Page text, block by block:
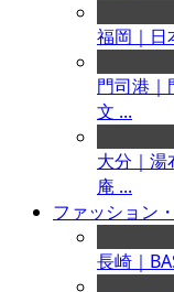
福岡｜日
門司港｜
文 ...
大分｜湯
庵 ...
ファッション
長崎｜